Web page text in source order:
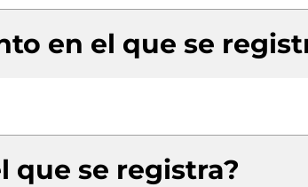
en el que se
que se registra?